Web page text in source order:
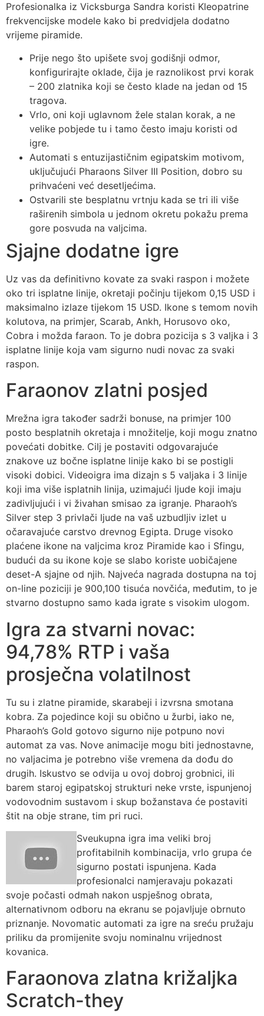
Profesionalka iz Vicksburga Sandra koristi Kleopatrine
frekvencijske modele kako bi predvidjela dodatno
vrijeme piramide.
Prije nego što upišete svoj godišnji odmor,
konfigurirajte oklade, čija je raznolikost prvi korak
– 200 zlatnika koji se često klade na jedan od 15
tragova.
Vrlo, oni koji uglavnom žele stalan korak, a ne
velike pobjede tu i tamo često imaju koristi od
igre.
Automati s entuzijastičnim egipatskim motivom,
uključujući Pharaons Silver III Position, dobro su
prihvaćeni već desetljećima.
Ostvarili ste besplatnu vrtnju kada se tri ili više
raširenih simbola u jednom okretu pokažu prema
gore posvuda na valjcima.
Sjajne dodatne igre
Uz vas da definitivno kovate za svaki raspon i možete
oko tri isplatne linije, okretaji počinju tijekom 0,15 USD i
maksimalno izlaze tijekom 15 USD. Ikone s temom novih
kolutova, na primjer, Scarab, Ankh, Horusovo oko,
Cobra i možda faraon. To je dobra pozicija s 3 valjka i 3
isplatne linije koja vam sigurno nudi novac za svaki
raspon.
Faraonov zlatni posjed
Mrežna igra također sadrži bonuse, na primjer 100
posto besplatnih okretaja i množitelje, koji mogu znatno
povećati dobitke. Cilj je postaviti odgovarajuće
znakove uz bočne isplatne linije kako bi se postigli
visoki dobici. Videoigra ima dizajn s 5 valjaka i 3 linije
koji ima više isplatnih linija, uzimajući ljude koji imaju
zadivljujući i vi živahan smisao za igranje. Pharaoh’s
Silver step 3 privlači ljude na vaš uzbudljiv izlet u
očaravajuće carstvo drevnog Egipta. Druge visoko
plaćene ikone na valjcima kroz Piramide kao i Sfingu,
budući da su ikone koje se slabo koriste uobičajene
deset-A sjajne od njih. Najveća nagrada dostupna na toj
on-line poziciji je 900,100 tisuća novčića, međutim, to je
stvarno dostupno samo kada igrate s visokim ulogom.
Igra za stvarni novac:
94,78% RTP i vaša
prosječna volatilnost
Tu su i zlatne piramide, skarabeji i izvrsna smotana
kobra. Za pojedince koji su obično u žurbi, iako ne,
Pharaoh’s Gold gotovo sigurno nije potpuno novi
automat za vas. Nove animacije mogu biti jednostavne,
no valjacima je potrebno više vremena da dođu do
drugih. Iskustvo se odvija u ovoj dobroj grobnici, ili
barem staroj egipatskoj strukturi neke vrste, ispunjenoj
vodovodnim sustavom i skup božanstava će postaviti
štit na obje strane, tim pri ruci.
Sveukupna igra ima veliki broj
profitabilnih kombinacija, vrlo grupa će
sigurno postati ispunjena. Kada
profesionalci namjeravaju pokazati
svoje počasti odmah nakon uspješnog obrata,
alternativnom odboru na ekranu se pojavljuje obrnuto
priznanje. Novomatic automati za igre na sreću pružaju
priliku da promijenite svoju nominalnu vrijednost
kovanica.
Faraonova zlatna križaljka
Scratch-they